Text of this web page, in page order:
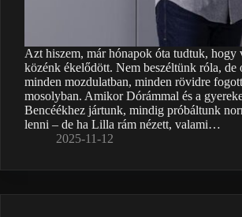
Azt hiszem, már hónapok óta tudtuk, hogy
közénk ékelődött. Nem beszéltünk róla, de
minden mozdulatban, minden rövidre fogott
mosolyban. Amikor Dórámmal és a
Bencéékhez jártunk, mindig próbáltunk
lenni – de ha Lilla rám nézett, valami…
2025-11-12